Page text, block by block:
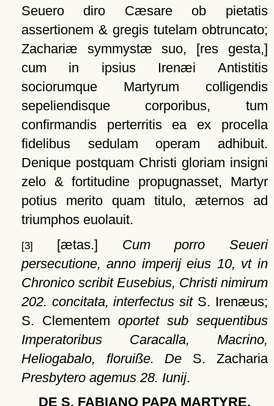
Seuero diro Cæsare ob pietatis
assertionem & gregis tutelam obtruncato;
Zachariæ symmystæ suo, [res gesta,]
cum in ipsius Irenæi Antistitis
sociorumque Martyrum colligendis
sepeliendisque corporibus, tum
confirmandis perterritis ea ex procella
fidelibus sedulam operam adhibuit.
Denique postquam Christi gloriam insigni
zelo & fortitudine propugnasset, Martyr
potius merito quam titulo, æternos ad
triumphos euolauit.
[3] [ætas.]
Cum porro Seueri
persecutione, anno imperij eius 10, vt in
Chronico scribit Eusebius, Christi nimirum
202. concitata, interfectus sitS. Irenæus;
S. Clementem oportet sub sequentibus
Imperatoribus Caracalla, Macrino,
Heliogabalo, floruiße. De S. Zacharia
Presbytero agemus 28. Iunij.
DE S. FABIANO PAPA MARTYRE,